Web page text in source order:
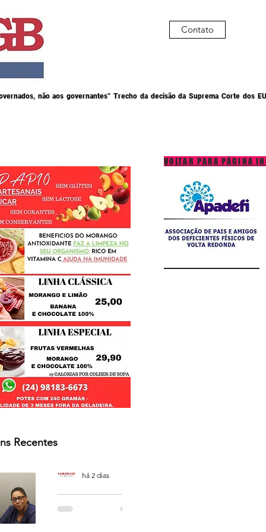
não aos governantes” Trecho da decisão da Suprema Corte dos
Contato
VOLTAR PARA PÁGINA
Recentes
PODCAST
'CAFÉ
há 2 dias